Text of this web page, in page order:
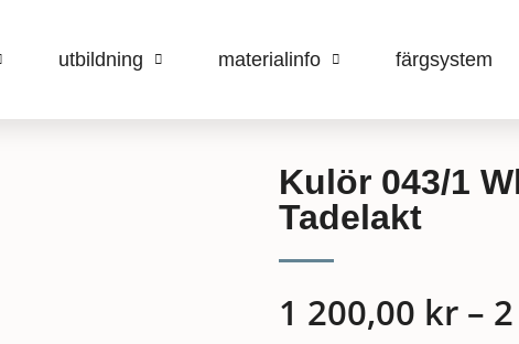
utbildning materialinfo färgsystem
Kulör 043/1
Tadelakt
1 200,00 kr –